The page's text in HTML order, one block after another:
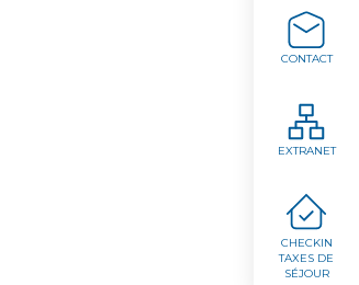
CONTACT
EXTRANET
CHECKIN
TAXES DE
SÉJOUR